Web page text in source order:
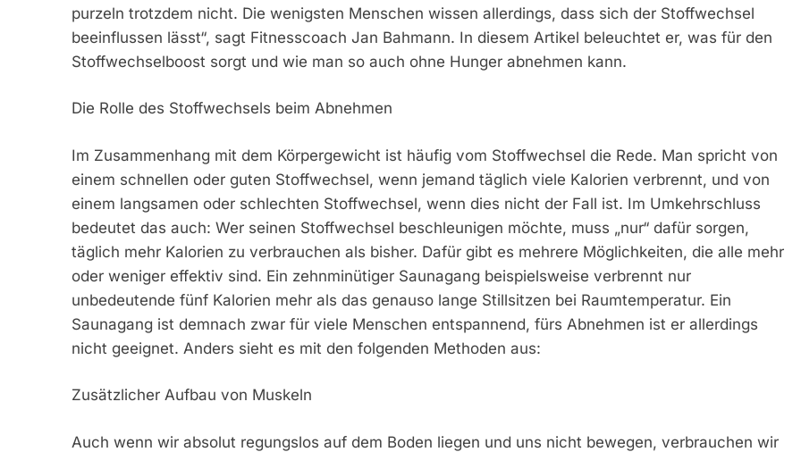
purzeln trotzdem nicht. Die wenigsten Menschen wissen allerdings, dass sich der Stoffwechsel
beeinflussen lässt“, sagt Fitnesscoach Jan Bahmann. In diesem Artikel beleuchtet er, was für den
Stoffwechselboost sorgt und wie man so auch ohne Hunger abnehmen kann.
Die Rolle des Stoffwechsels beim Abnehmen
Im Zusammenhang mit dem Körpergewicht ist häufig vom Stoffwechsel die Rede. Man spricht von
einem schnellen oder guten Stoffwechsel, wenn jemand täglich viele Kalorien verbrennt, und von
einem langsamen oder schlechten Stoffwechsel, wenn dies nicht der Fall ist. Im Umkehrschluss
bedeutet das auch: Wer seinen Stoffwechsel beschleunigen möchte, muss „nur“ dafür sorgen,
täglich mehr Kalorien zu verbrauchen als bisher. Dafür gibt es mehrere Möglichkeiten, die alle mehr
oder weniger effektiv sind. Ein zehnminütiger Saunagang beispielsweise verbrennt nur
unbedeutende fünf Kalorien mehr als das genauso lange Stillsitzen bei Raumtemperatur. Ein
Saunagang ist demnach zwar für viele Menschen entspannend, fürs Abnehmen ist er allerdings
nicht geeignet. Anders sieht es mit den folgenden Methoden aus:
Zusätzlicher Aufbau von Muskeln
Auch wenn wir absolut regungslos auf dem Boden liegen und uns nicht bewegen, verbrauchen wir